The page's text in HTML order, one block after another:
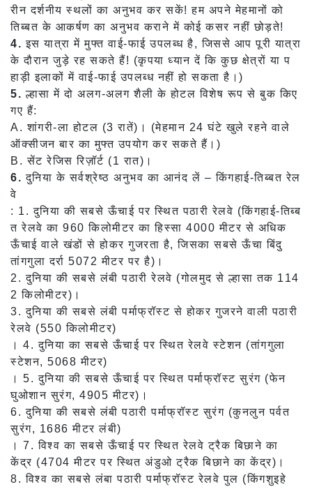
रीन दर्शनीय स्थलों का अनुभव कर सकें! हम अपने मेहमानों को
तिब्बत के आकर्षण का अनुभव कराने में कोई कसर नहीं छोड़ते!
4. इस यात्रा में मुफ्त वाई-फाई उपलब्ध है, जिससे आप पूरी यात्रा
के दौरान जुड़े रह सकते हैं! (कृपया ध्यान दें कि कुछ क्षेत्रों या प
हाड़ी इलाकों में वाई-फाई उपलब्ध नहीं हो सकता है।)
5. ल्हासा में दो अलग-अलग शैली के होटल विशेष रूप से बुक किए
गए हैं:
A. शांगरी-ला होटल (3 रातें)। (मेहमान 24 घंटे खुले रहने वाले
ऑक्सीजन बार का मुफ्त उपयोग कर सकते हैं।)
B. सेंट रेजिस रिज़ॉर्ट (1 रात)।
6. दुनिया के सर्वश्रेष्ठ अनुभव का आनंद लें – किंगहाई-तिब्बत रेल
वे
: 1. दुनिया की सबसे ऊँचाई पर स्थित पठारी रेलवे (किंगहाई-तिब्ब
त रेलवे का 960 किलोमीटर का हिस्सा 4000 मीटर से अधिक
ऊँचाई वाले खंडों से होकर गुजरता है, जिसका सबसे ऊँचा बिंदु
तांगगुला दर्रा 5072 मीटर पर है)।
2. दुनिया की सबसे लंबी पठारी रेलवे (गोलमुद से ल्हासा तक 114
2 किलोमीटर)।
3. दुनिया की सबसे लंबी पर्माफ्रॉस्ट से होकर गुजरने वाली पठारी
रेलवे (550 किलोमीटर)
। 4. दुनिया का सबसे ऊँचाई पर स्थित रेलवे स्टेशन (तांगगुला
स्टेशन, 5068 मीटर)
। 5. दुनिया की सबसे ऊँचाई पर स्थित पर्माफ्रॉस्ट सुरंग (फेन
घुओशान सुरंग, 4905 मीटर)।
6. दुनिया की सबसे लंबी पठारी पर्माफ्रॉस्ट सुरंग (कुनलुन पर्वत
सुरंग, 1686 मीटर लंबी)
। 7. विश्व का सबसे ऊँचाई पर स्थित रेलवे ट्रैक बिछाने का
केंद्र (4704 मीटर पर स्थित अंडुओ ट्रैक बिछाने का केंद्र)।
8. विश्व का सबसे लंबा पठारी पर्माफ्रॉस्ट रेलवे पुल (किंगशुइहे